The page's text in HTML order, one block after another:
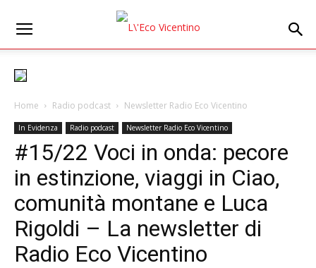
Home Radio podcast Newsletter Radio Eco Vicentino
In Evidenza Radio podcast Newsletter Radio Eco Vicentino
#15/22 Voci in onda: pecore
in estinzione, viaggi in Ciao,
comunità montane e Luca
Rigoldi – La newsletter di
Radio Eco Vicentino